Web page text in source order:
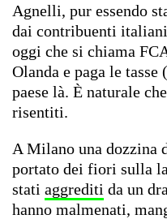
Agnelli, pur essendo
dai contribuenti
oggi che si chiama
Olanda e paga le
paese là. È naturale
risentiti.
A Milano una dozzina
portato dei fiori sulla
stati aggrediti da un
hanno malmenati,